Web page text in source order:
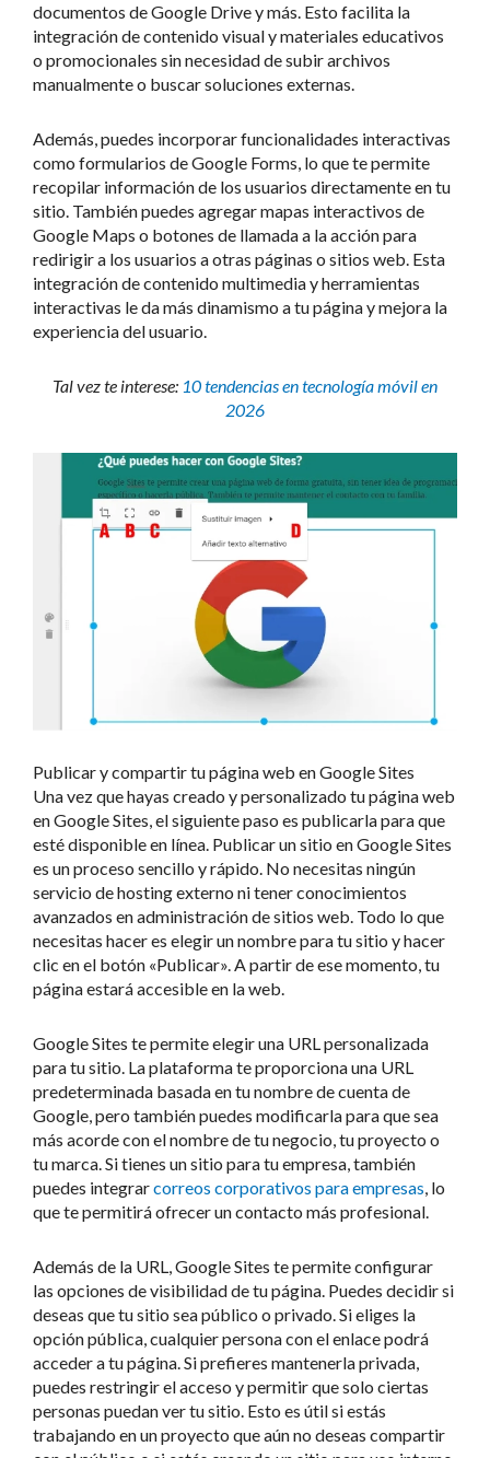
documentos de Google Drive y más. Esto facilita la
integración de contenido visual y materiales educativos
o promocionales sin necesidad de subir archivos
manualmente o buscar soluciones externas.
Además, puedes incorporar funcionalidades interactivas
como formularios de Google Forms, lo que te permite
recopilar información de los usuarios directamente en tu
sitio. También puedes agregar mapas interactivos de
Google Maps o botones de llamada a la acción para
redirigir a los usuarios a otras páginas o sitios web. Esta
integración de contenido multimedia y herramientas
interactivas le da más dinamismo a tu página y mejora la
experiencia del usuario.
Tal vez te interese: 10 tendencias en tecnología móvil en
2026
Publicar y compartir tu página web en Google Sites
Una vez que hayas creado y personalizado tu página web
en Google Sites, el siguiente paso es publicarla para que
esté disponible en línea. Publicar un sitio en Google Sites
es un proceso sencillo y rápido. No necesitas ningún
servicio de hosting externo ni tener conocimientos
avanzados en administración de sitios web. Todo lo que
necesitas hacer es elegir un nombre para tu sitio y hacer
clic en el botón «Publicar». A partir de ese momento, tu
página estará accesible en la web.
Google Sites te permite elegir una URL personalizada
para tu sitio. La plataforma te proporciona una URL
predeterminada basada en tu nombre de cuenta de
Google, pero también puedes modificarla para que sea
más acorde con el nombre de tu negocio, tu proyecto o
tu marca. Si tienes un sitio para tu empresa, también
puedes integrarcorreos corporativos para empresas, lo
que te permitirá ofrecer un contacto más profesional.
Además de la URL, Google Sites te permite configurar
las opciones de visibilidad de tu página. Puedes decidir si
deseas que tu sitio sea público o privado. Si eliges la
opción pública, cualquier persona con el enlace podrá
acceder a tu página. Si prefieres mantenerla privada,
puedes restringir el acceso y permitir que solo ciertas
personas puedan ver tu sitio. Esto es útil si estás
trabajando en un proyecto que aún no deseas compartir